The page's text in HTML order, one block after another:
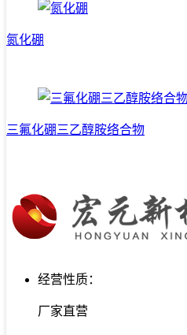
氮化硼
三氟化硼三乙醇胺络合物
经营性质：
厂家直营